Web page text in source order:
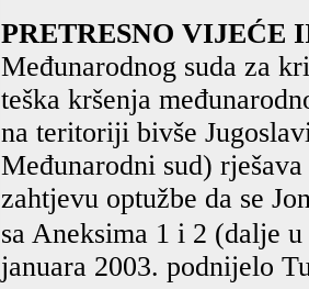
PRETRESNO VIJEĆE
Međunarodnog suda za
teška kršenja
na teritoriji bivše
Međunarodni sud)
zahtjevu optužbe da se
sa Aneksima 1 i 2 (dalje
januara 2003. podnijelo